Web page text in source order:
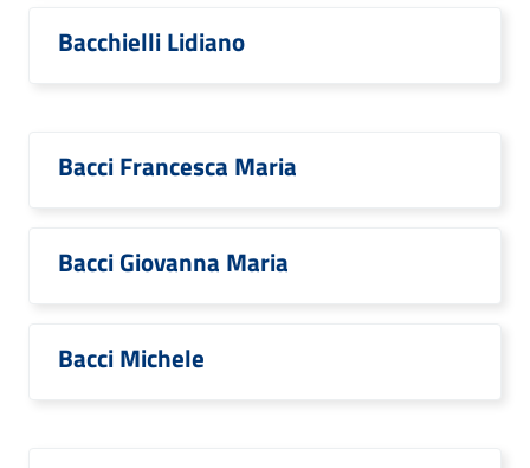
Bacchielli Lidiano
Bacci Francesca Maria
Bacci Giovanna Maria
Bacci Michele